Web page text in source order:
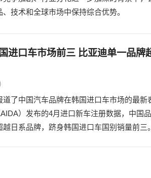
技术和全球市场中保持综合优势。
进口车市场前三 比亚迪单一品牌
了中国汽车品牌在韩国进口车市场的最新
）发布的4月进口新车注册数据，中国
越日系品牌，跻身韩国进口车国别销量前三